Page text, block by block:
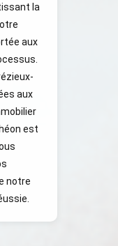
la
aux
aux
est
notre